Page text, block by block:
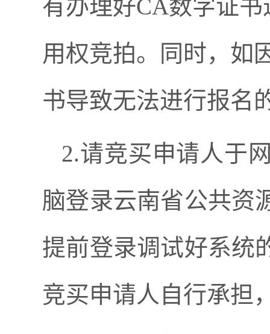
有办理好CA数字证
用权竞拍。同时，如
书导致无法进行报名
2.请竞买申请人于
脑登录云南省公共资
提前登录调试好系统
竞买申请人自行承